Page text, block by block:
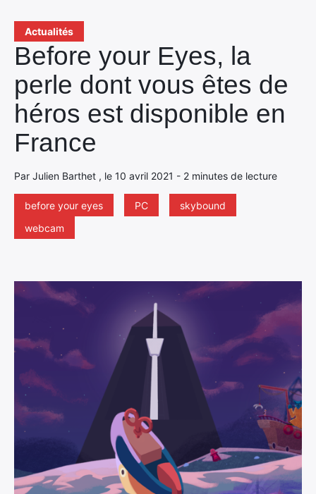
Actualités
Before your Eyes, la
perle dont vous êtes de
héros est disponible en
France
Par Julien Barthet , le 10 avril 2021 - 2 minutes de lecture
before your eyes PC
skybound
webcam